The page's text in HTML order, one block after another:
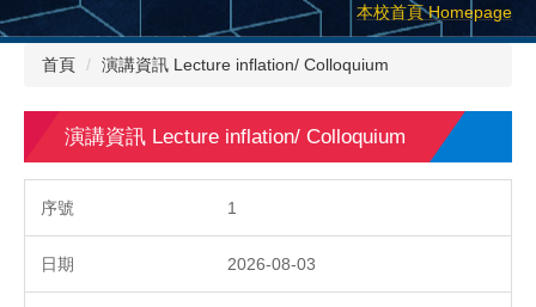
區
本校首頁 Homepage
首頁 演講資訊 Lecture inflation/ Colloquium
演講資訊 Lecture inflation/ Colloquium
1
2026-08-03